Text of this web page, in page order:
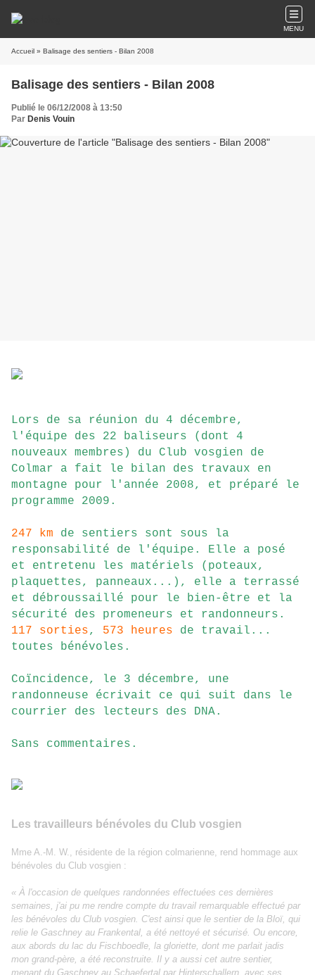
MENU
Accueil » Balisage des sentiers - Bilan 2008
Balisage des sentiers - Bilan 2008
Publié le 06/12/2008 à 13:50
Par Denis Vouin
Lors de sa réunion du 4 décembre,
l'équipe des 22 baliseurs (dont 4
nouveaux membres) du Club vosgien de
Colmar a fait le bilan des travaux en
montagne pour l'année 2008, et préparé le
programme 2009.
247 km de sentiers sont sous la
responsabilité de l'équipe. Elle a posé
et entretenu les matériels (poteaux,
plaquettes, panneaux...), elle a terrassé
et débroussaillé pour le bien-être et la
sécurité des promeneurs et randonneurs.
117 sorties, 573 heures de travail...
toutes bénévoles.
Coïncidence, le 3 décembre, une
randonneuse écrivait ce qui suit dans le
courrier des lecteurs des DNA.
Sans commentaires.
Les travailleurs bénévoles du Club vosgien
Mme A.-M. W., résidente de la région colmarienne, rend hommage aux
bénévoles du Club vosgien :
« À l'occasion de quelques randonnées effectuées ces dernières
semaines, j'ai pu me rendre compte du travail remarquable effectué par
les bénévoles du Club vosgien. C'est ainsi que le sentier de la Bloï, qui
relie le Gaschney au Frankental, a été nettoyé et sécurisé. Ou encore,
aux abords du lac du Fischboedle, la gloriette, dont me parlait jadis
mon grand-père, a été reconstruite. Il y a aussi cet autre sentier,
menant du Gaschney au Schaefertal par Hinterschallern, avec ses